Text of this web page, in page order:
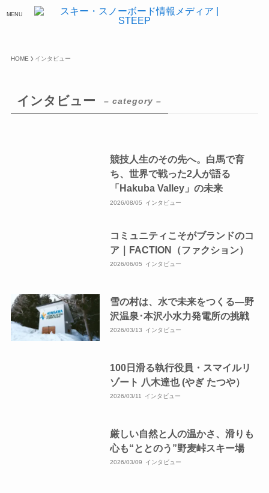
MENU
HOME インタビュー
インタビュー – category –
競技人生のその先へ。白馬で育
ち、世界で戦った2人が語る
「Hakuba Valley」の未来
2026/08/05 インタビュー
コミュニティこそがブランドのコ
ア｜FACTION（ファクション）
2026/06/05 インタビュー
雪の村は、水で未来をつくる—野
沢温泉･本沢小水力発電所の挑戦
2026/03/13 インタビュー
100日滑る執行役員・スマイルリ
ゾート 八木達也 (やぎ たつや）
2026/03/11 インタビュー
厳しい自然と人の温かさ、滑りも
心も“ととのう”野麦峠スキー場
2026/03/09 インタビュー